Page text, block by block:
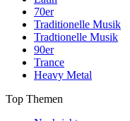
70er
Traditionelle Musik
Tradtionelle Musik
90er
Trance
Heavy Metal
Top Themen